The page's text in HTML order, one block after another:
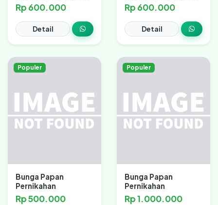
Rp 600.000
Detail
Rp 600.000
Detail
Populer
Bunga Papan
Pernikahan
Rp 500.000
Populer
Bunga Papan
Pernikahan
Rp 1.000.000